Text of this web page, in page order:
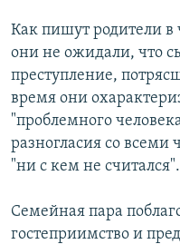
KARIKATURA
İSLAM VƏ DEMOKRATIYA
İZ - MƏDƏNIYYƏT PROQRAMI
PEŞƏ ETIKASI VƏ
MATERIALLARIMIZDAN
AZADLIQRADIOSU MOBIL
BIZIMLƏ ƏLAQƏ
RFE/RL-in bütün
Как пишут родители в
они не ожидали, что
преступление,
время они
"проблемного
разногласия со
"ни с кем не считался".
Семейная пара
гостеприимство и